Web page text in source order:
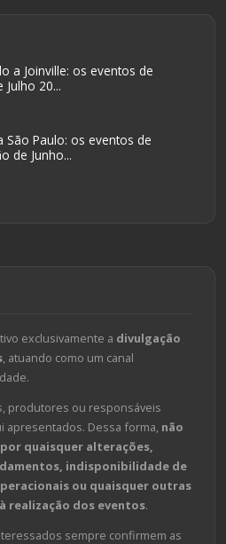
a Joinville: os eventos de
Julho 20...
São Paulo: os eventos de
de Junho...
exclusivamente a divulgação
, atuando como um canal
produtores ou responsáveis
apresentados. Dessa forma, não
quaisquer alterações,
indisponibilidade de
ou quaisquer outras
realização dos eventos.
sempre confirmem as